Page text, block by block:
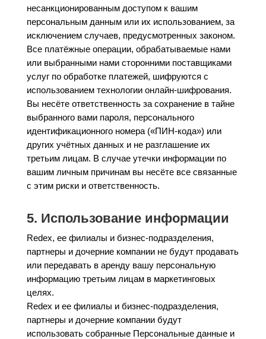
несанкционированным доступом к вашим
персональным данным или их использованием, за
исключением случаев, предусмотренных законом.
Все платёжные операции, обрабатываемые нами
или выбранными нами сторонними поставщиками
услуг по обработке платежей, шифруются с
использованием технологии онлайн-шифрования.
Вы несёте ответственность за сохранение в тайне
выбранного вами пароля, персонального
идентификационного номера («ПИН-кода») или
других учётных данных и не разглашение их
третьим лицам. В случае утечки информации по
вашим личным причинам вы несёте все связанные
с этим риски и ответственность.
5. Использование информации
Redex, ее филиалы и бизнес-подразделения,
партнеры и дочерние компании не будут продавать
или передавать в аренду вашу персональную
информацию третьим лицам в маркетинговых
целях.
Redex и ее филиалы и бизнес-подразделения,
партнеры и дочерние компании будут
использовать собранные Персональные данные и